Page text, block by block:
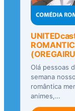
Olá pessoas
semana
romântica
animes,…